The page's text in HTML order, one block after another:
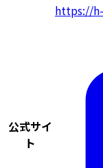
公式サイ
ト
https://